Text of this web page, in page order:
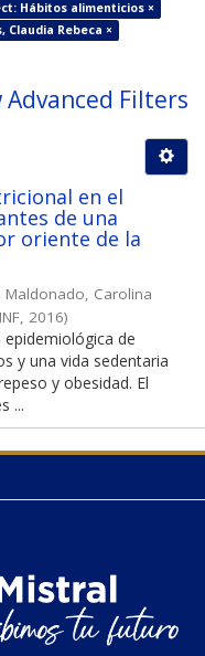
Hábitos alimenticios ×
Claudia Rebeca ×
Advanced Filters
en el
de una
oriente de la
Maldonado, Carolina
, 2016)
de
y una vida sedentaria
y obesidad. El
...